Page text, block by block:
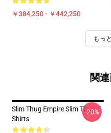
￥384,250 - ￥442,250
もっ
関
Slim Thug Empire Slim Thug T-
Shirts
-20%